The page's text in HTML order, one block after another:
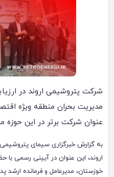
شرکت پتروشیمی اروند در
مدیریت بحران منطقه ویژه
عنوان شرکت برتر در این حوزه
به گزارش خبرگزاری سیمای
اروند، این عنوان در آیینی رسمی با
خوزستان، مدیرعامل و فرمانده ارشد